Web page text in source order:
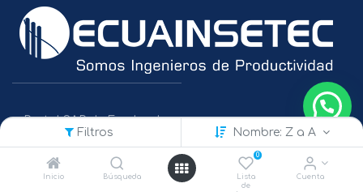
Filtros Nombre: Z a A
Inicio Búsqueda
0
Lista
de
Cuenta
Portal SAP de Empleados
Políticas de Protección de Datos